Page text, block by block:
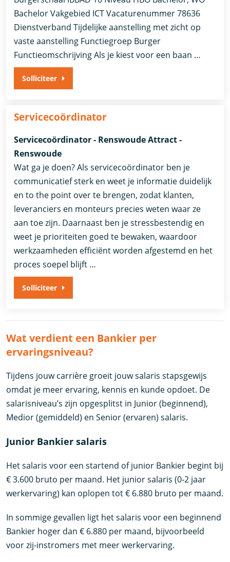
Bachelor Vakgebied ICT Vacaturenummer 78636
Dienstverband ​Tijdelijke aanstelling met zicht op
vaste aanstelling​ Functiegroep Burger
Functieomschrijving Als je kiest voor een baan …
Solliciteer
Servicecoördinator
Servicecoördinator - Renswoude Attract -
Renswoude
Wat ga je doen? Als servicecoördinator ben je
communicatief sterk en weet je informatie duidelijk
en to the point over te brengen, zodat klanten,
leveranciers en monteurs precies weten waar ze
aan toe zijn. Daarnaast ben je stressbestendig en
weet je prioriteiten goed te bewaken, waardoor
werkzaamheden efficiënt worden afgestemd en het
proces soepel blijft …
Solliciteer
Wat verdient een Bankier per
ervaringsniveau?
Tijdens jouw carrière groeit jouw salaris stapsgewijs
omdat je meer ervaring, kennis en kunde opdoet. De
salarisniveau’s zijn opgesplitst in Junior (beginnend),
Medior (gemiddeld) en Senior (ervaren) salaris.
Junior Bankier salaris
Het salaris voor een startend of junior Bankier begint bij
€ 3.600 bruto per maand. Het junior salaris (0-2 jaar
werkervaring) kan oplopen tot € 6.880 bruto per maand.
In sommige gevallen ligt het salaris voor een beginnend
Bankier hoger dan € 6.880 per maand, bijvoorbeeld
voor zij-instromers met meer werkervaring.